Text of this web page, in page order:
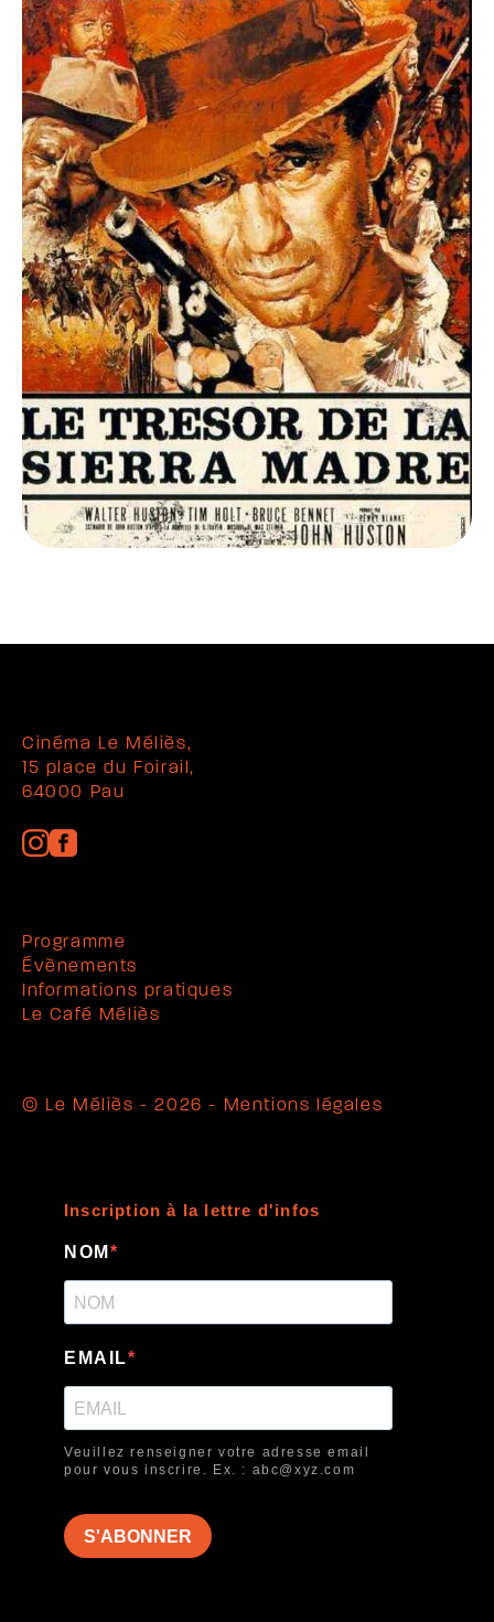
Cinéma Le Méliès,
15 place du Foirail,
64000 Pau
Programme
Évènements
Informations pratiques
Le Café Méliès
© Le Méliès - 2026 - Mentions légales
Inscription à la lettre d'infos
NOM
EMAIL
Veuillez renseigner votre adresse email
pour vous inscrire. Ex. : abc@xyz.com
S'ABONNER